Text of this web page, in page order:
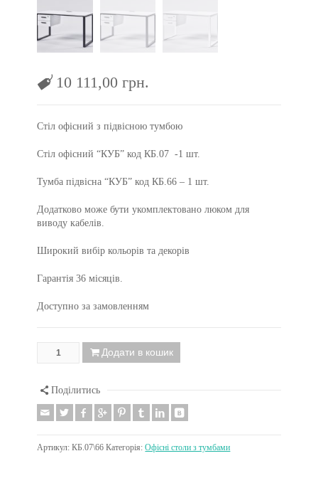
10 111,00 грн.
Стіл офісний з підвісною тумбою
Стіл офісний “КУБ” код КБ.07 -1 шт.
Тумба підвісна “КУБ” код КБ.66 – 1 шт.
Додатково може бути укомплектовано люком для
виводу кабелів.
Широкий вибір кольорів та декорів
Гарантія 36 місяців.
Доступно за замовленням
Додати в кошик
Поділитись
Артикул:КБ.07\66 Категорія:Офісні столи з тумбами